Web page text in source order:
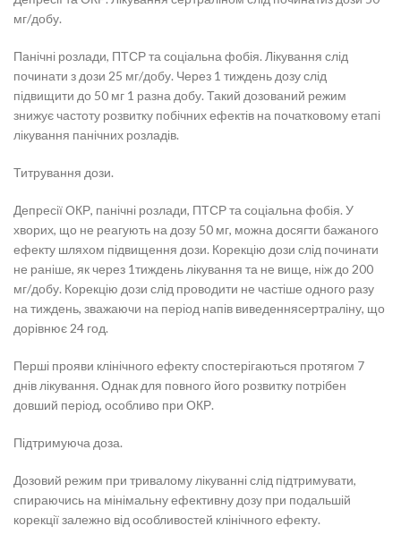
мг/добу.
Панічні розлади, ПТСР та соціальна фобія. Лікування слід
починати з дози 25 мг/добу. Через 1 тиждень дозу слід
підвищити до 50 мг 1 разна добу. Такий дозований режим
знижує частоту розвитку побічних ефектів на початковому етапі
лікування панічних розладів.
Титрування дози.
Депресії ОКР, панічні розлади, ПТСР та соціальна фобія. У
хворих, що не реагують на дозу 50 мг, можна досягти бажаного
ефекту шляхом підвищення дози. Корекцію дози слід починати
не раніше, як через 1тиждень лікування та не вище, ніж до 200
мг/добу. Корекцію дози слід проводити не частіше одного разу
на тиждень, зважаючи на період напів виведеннясертраліну, що
дорівнює 24 год.
Перші прояви клінічного ефекту спостерігаються протягом 7
днів лікування. Однак для повного його розвитку потрібен
довший період, особливо при ОКР.
Підтримуюча доза.
Дозовий режим при тривалому лікуванні слід підтримувати,
спираючись на мінімальну ефективну дозу при подальшій
корекції залежно від особливостей клінічного ефекту.